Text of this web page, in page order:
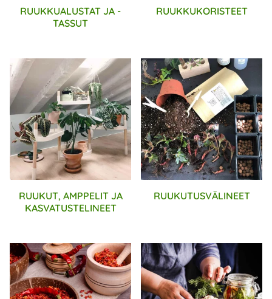
RUUKKUALUSTAT JA -
TASSUT
RUUKKUKORISTEET
RUUKUT, AMPPELIT JA
KASVATUSTELINEET
RUUKUTUSVÄLINEET